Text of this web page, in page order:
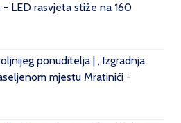
LED rasvjeta stiže na 160
ponuditelja | „Izgradnja
mjestu Mratinići -